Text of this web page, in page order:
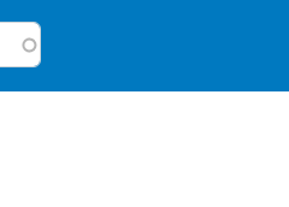
к основному